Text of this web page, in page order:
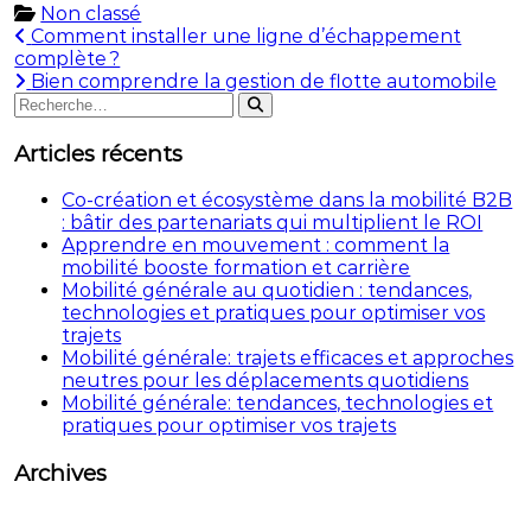
Non classé
Navigation
de
l’article
Comment installer une ligne d’échappement
complète ?
Bien comprendre la gestion de flotte automobile
Rechercher
:
Rechercher
Articles récents
Co-création et écosystème dans la mobilité B2B
: bâtir des partenariats qui multiplient le ROI
Apprendre en mouvement : comment la
mobilité booste formation et carrière
Mobilité générale au quotidien : tendances,
technologies et pratiques pour optimiser vos
trajets
Mobilité générale: trajets efficaces et approches
neutres pour les déplacements quotidiens
Mobilité générale: tendances, technologies et
pratiques pour optimiser vos trajets
Archives